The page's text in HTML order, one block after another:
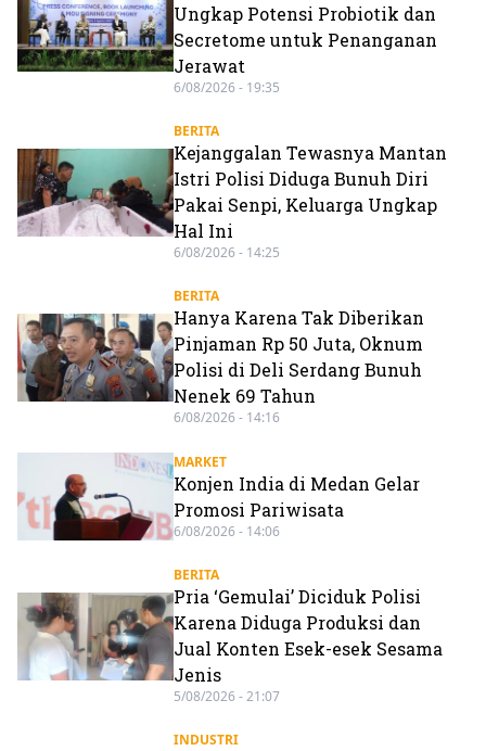
Ungkap Potensi Probiotik dan
Secretome untuk Penanganan
Jerawat
6/08/2026 - 19:35
BERITA
Kejanggalan Tewasnya Mantan
Istri Polisi Diduga Bunuh Diri
Pakai Senpi, Keluarga Ungkap
Hal Ini
6/08/2026 - 14:25
BERITA
Hanya Karena Tak Diberikan
Pinjaman Rp 50 Juta, Oknum
Polisi di Deli Serdang Bunuh
Nenek 69 Tahun
6/08/2026 - 14:16
MARKET
Konjen India di Medan Gelar
Promosi Pariwisata
6/08/2026 - 14:06
BERITA
Pria ‘Gemulai’ Diciduk Polisi
Karena Diduga Produksi dan
Jual Konten Esek-esek Sesama
Jenis
5/08/2026 - 21:07
INDUSTRI